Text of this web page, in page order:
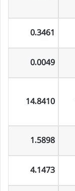
0.3461
0.0049
14.8410
1.5898
4.1473